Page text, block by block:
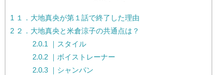
1 １．大地真央が第１話で終了した理由
2 ２．大地真央と米倉涼子の共通点は？
2.0.1 ｜スタイル
2.0.2｜ボイストレーナー
2.0.3｜シャンパン